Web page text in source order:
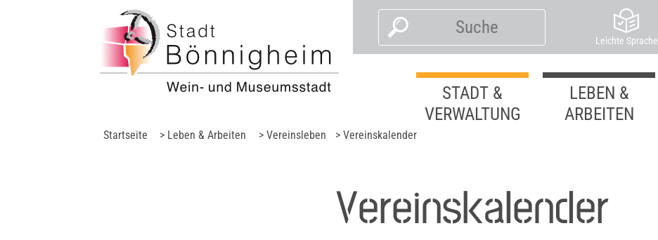
Leichte Sprache
STADT &
VERWALTUNG
LEBEN &
ARBEITEN
Startseite > Leben & Arbeiten > Vereinsleben > Vereinskalender
Vereinskalender